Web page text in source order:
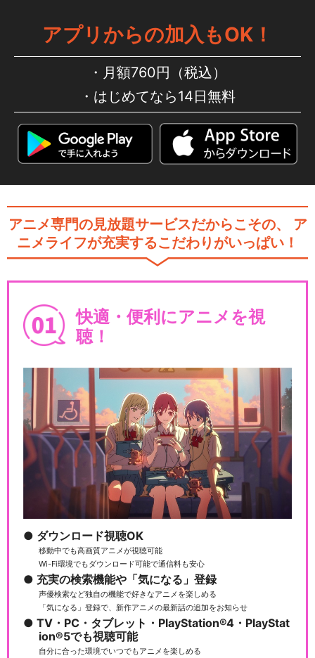
アプリからの加入もOK！
月額760円（税込）
はじめてなら14日無料
アニメ専門の見放題サービスだからこその、
ア
ニメライフが充実するこだわりがいっぱい！
快適・便利にアニメを視
聴！
ダウンロード視聴OK
移動中でも高画質アニメが視聴可能
Wi-Fi環境でもダウンロード可能で通信料も安心
充実の検索機能や「気になる」登録
声優検索など独自の機能で好きなアニメを楽しめる
「気になる」登録で、新作アニメの最新話の追加をお知らせ
TV・PC・タブレット・PlayStation®4・PlayStat
ion®5でも視聴可能
自分に合った環境でいつでもアニメを楽しめる